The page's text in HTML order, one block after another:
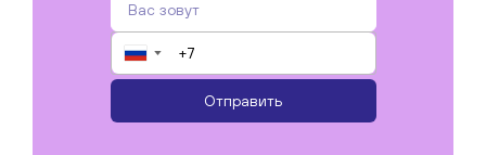
▼
Отправить